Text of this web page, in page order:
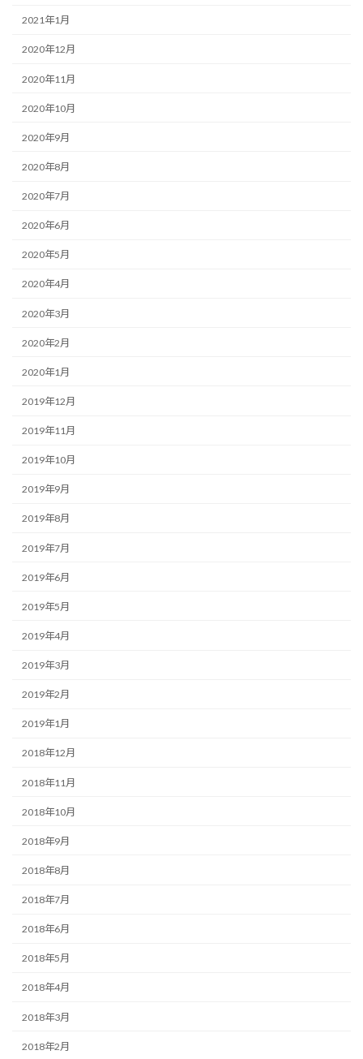
2021年1月
2020年12月
2020年11月
2020年10月
2020年9月
2020年8月
2020年7月
2020年6月
2020年5月
2020年4月
2020年3月
2020年2月
2020年1月
2019年12月
2019年11月
2019年10月
2019年9月
2019年8月
2019年7月
2019年6月
2019年5月
2019年4月
2019年3月
2019年2月
2019年1月
2018年12月
2018年11月
2018年10月
2018年9月
2018年8月
2018年7月
2018年6月
2018年5月
2018年4月
2018年3月
2018年2月